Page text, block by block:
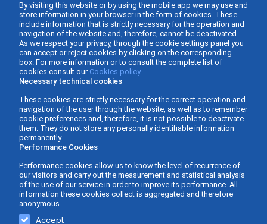
Gabinete Asesor Fernàndez - Business Consulting ©
By visiting this website or by using the mobile app we may use and
store information in your browser in the form of cookies. These
include information that is strictly necessary for the operation and
navigation of the website and, therefore, cannot be deactivated.
As we respect your privacy, through the cookie settings panel you
can accept or reject cookies by clicking on the corresponding
box. For more information or to consult the complete list of
cookies consult our Cookies policy.
Necessary technical cookies
These cookies are strictly necessary for the correct operation and
navigation of the user through the website, as well as to remember
cookie preferences and, therefore, it is not possible to deactivate
them. They do not store any personally identifiable information
permanently.
Performance Cookies
Performance cookies allow us to know the level of recurrence of
our visitors and carry out the measurement and statistical analysis
of the use of our service in order to improve its performance. All
information these cookies collect is aggregated and therefore
anonymous.
Accept